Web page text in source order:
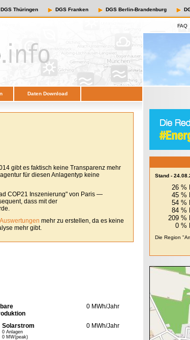
DGS Thüringen DGS Franken DGS Berlin-Brandenburg
FAQ
Daten Download
gibt es faktisch keine Transparenz mehr
für diesen Anlagentyp keine
COP21 Inszenierung" von Paris —
dass mit der
Auswertungen mehr zu erstellen, da es keine
mehr gibt.
0 MWh/Jahr
Solarstrom
0 Anlagen
0 MW(peak)
0 MWh/Jahr
Stand -
26 %
45 %
54 %
84 %
209 %
0 %
Die Region